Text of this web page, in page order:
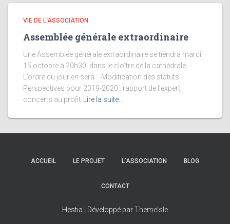
VIE DE L'ASSOCIATION
Assemblée générale extraordinaire
Une Assemblée générale extraordinaire se tiendra mardi
15 octobre à 20h30, dans le cloître de la cathédrale.
L’ordre du jour en sera : -Modification des statuts -
Perspectives pour 2019-2020 : rapport de l’expert,
concerts au profit
Lire la suite…
ACCUEIL LE PROJET L’ASSOCIATION BLOG
CONTACT
Hestia | Développé parThemeIsle